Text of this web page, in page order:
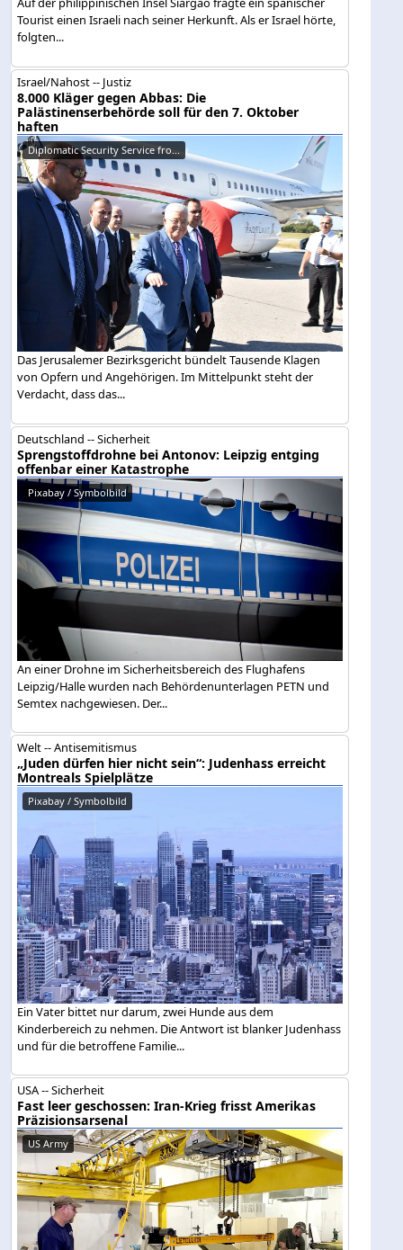
Tourist einen Israeli nach seiner Herkunft. Als er Israel hörte,
folgten...
Israel/Nahost -- Justiz
8.000 Kläger gegen Abbas: Die
Palästinenserbehörde soll für den 7. Oktober
haften
Diplomatic Security Service fro...
Das Jerusalemer Bezirksgericht bündelt Tausende Klagen
von Opfern und Angehörigen. Im Mittelpunkt steht der
Verdacht, dass das...
Deutschland -- Sicherheit
Sprengstoffdrohne bei Antonov: Leipzig entging
offenbar einer Katastrophe
Pixabay / Symbolbild
An einer Drohne im Sicherheitsbereich des Flughafens
Leipzig/Halle wurden nach Behördenunterlagen PETN und
Semtex nachgewiesen. Der...
Welt -- Antisemitismus
„Juden dürfen hier nicht sein“: Judenhass erreicht
Montreals Spielplätze
Pixabay / Symbolbild
Ein Vater bittet nur darum, zwei Hunde aus dem
Kinderbereich zu nehmen. Die Antwort ist blanker Judenhass
und für die betroffene Familie...
USA -- Sicherheit
Fast leer geschossen: Iran-Krieg frisst Amerikas
Präzisionsarsenal
US Army